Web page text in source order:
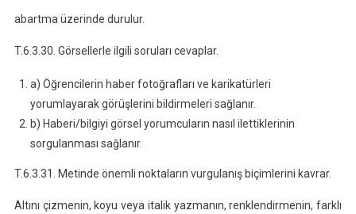
abartma üzerinde durulur.
T.6.3.30. Görsellerle ilgili soruları cevaplar.
a) Öğrencilerin haber fotoğrafları ve karikatürleri
yorumlayarak görüşlerini bildirmeleri sağlanır.
b) Haberi/bilgiyi görsel yorumcuların nasıl ilettiklerinin
sorgulanması sağlanır.
T.6.3.31. Metinde önemli noktaların vurgulanış biçimlerini kavrar.
Altını çizmenin, koyu veya italik yazmanın, renklendirmenin, farklı